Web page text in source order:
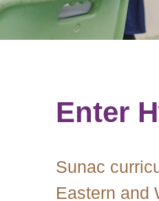
Enter
Sunac
Eastern and